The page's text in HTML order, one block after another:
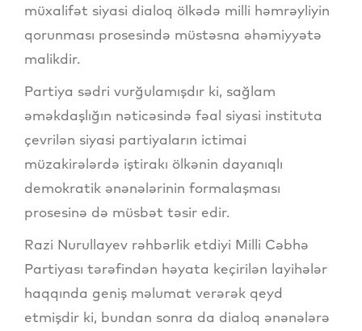
müxalifət siyasi dialoq ölkədə milli həmrəyliyin
qorunması prosesində müstəsna əhəmiyyətə
malikdir.
Partiya sədri vurğulamışdır ki, sağlam
əməkdaşlığın nəticəsində fəal siyasi instituta
çevrilən siyasi partiyaların ictimai
müzakirələrdə iştirakı ölkənin dayanıqlı
demokratik ənənələrinin formalaşması
prosesinə də müsbət təsir edir.
Razi Nurullayev rəhbərlik etdiyi Milli Cəbhə
Partiyası tərəfindən həyata keçirilən layihələr
haqqında geniş məlumat verərək qeyd
etmişdir ki, bundan sonra da dialoq ənənələrə